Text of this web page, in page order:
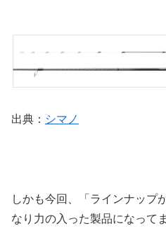
出典： シマノ
しかも今回、「ラインナップ
なり力の入った製品になってま